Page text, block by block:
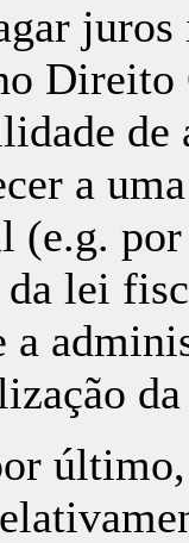
a
(e.g.
lei
último,